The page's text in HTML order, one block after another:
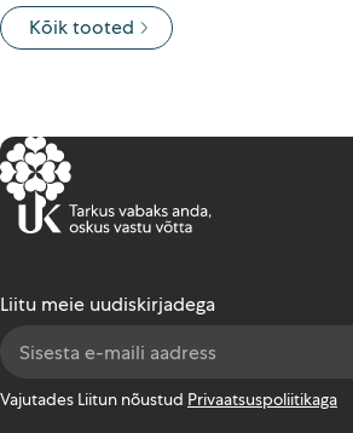
Kõik tooted
Liitu meie uudiskirjadega
Address
Vajutades Liitun nõustud Privaatsuspoliitikaga